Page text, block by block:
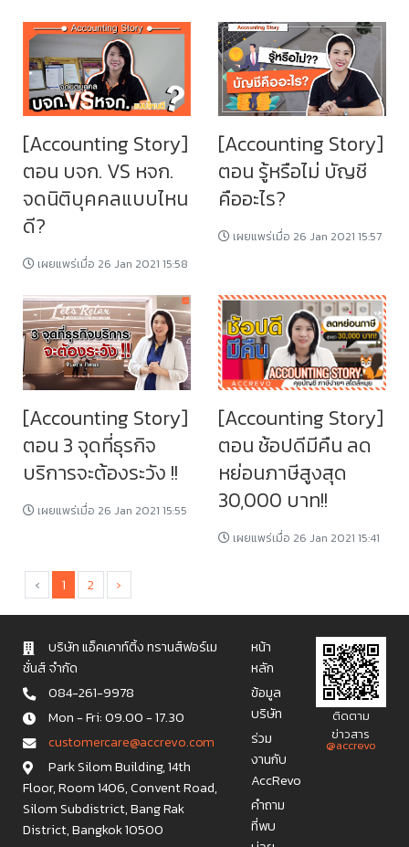
[Accounting Story]
ตอน บจก. VS หจก.
จดนิติบุคคลแบบไหน
ดี?
เผยแพร่เมื่อ 26 Jan 2021 15:58
[Accounting Story]
ตอน รู้หรือไม่ บัญชี
คืออะไร?
เผยแพร่เมื่อ 26 Jan 2021 15:57
[Accounting Story]
ตอน 3 จุดที่ธุรกิจ
บริการจะต้องระวัง !!
เผยแพร่เมื่อ 26 Jan 2021 15:55
[Accounting Story]
ตอน ช้อปดีมีคืน ลด
หย่อนภาษีสูงสุด
30,000 บาท!!
เผยแพร่เมื่อ 26 Jan 2021 15:41
‹ 1 2 ›
บริษัท แอ็คเคาท์ติ้ง ทรานส์ฟอร์เม
ชั่นส์ จำกัด
084-261-9978
Mon - Fri: 09.00 - 17.30
c u s t o m e r c a r e @ a c c r e v o . c o m
Park Silom Building, 14th
Floor, Room 1406, Convent Road,
Silom Subdistrict, Bang Rak
District, Bangkok 10500
หน้า
หลัก
ข้อมูล
บริษัท
ร่วม
งานกับ
AccRevo
คำถาม
ที่พบ
ติดตาม
ข่าวสาร
@accrevo